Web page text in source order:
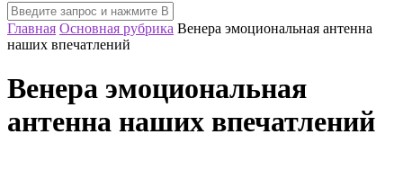
Главная Основная рубрика Венера эмоциональная антенна
наших впечатлений
Венера эмоциональная
антенна наших впечатлений